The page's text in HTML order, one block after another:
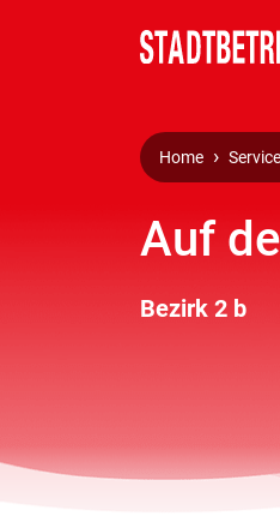
Home Service
Auf
Bezirk 2 b